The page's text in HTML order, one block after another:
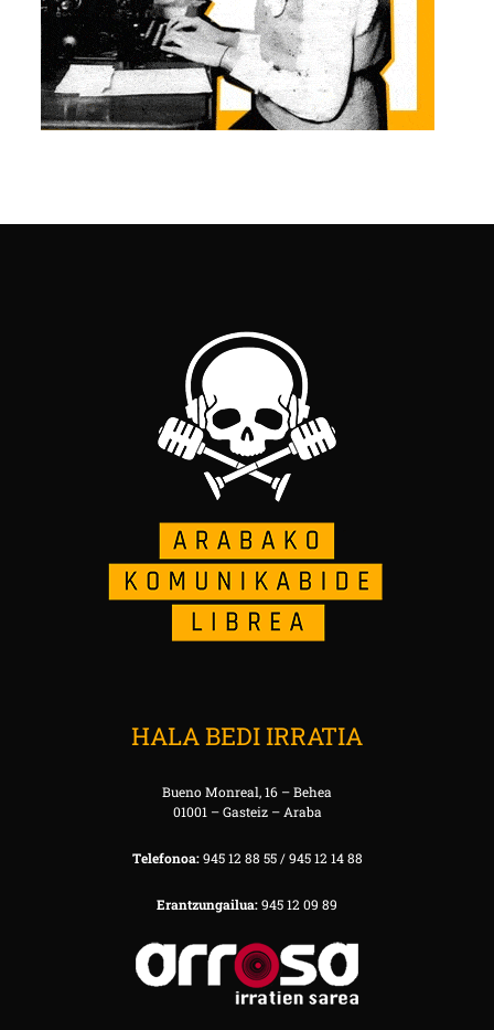
HALA BEDI IRRATIA
Bueno Monreal, 16 – Behea
01001 – Gasteiz – Araba
Telefonoa:945 12 88 55 / 945 12 14 88
Erantzungailua:945 12 09 89